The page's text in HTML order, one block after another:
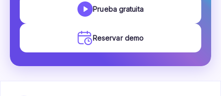
Prueba gratuita
Reservar demo